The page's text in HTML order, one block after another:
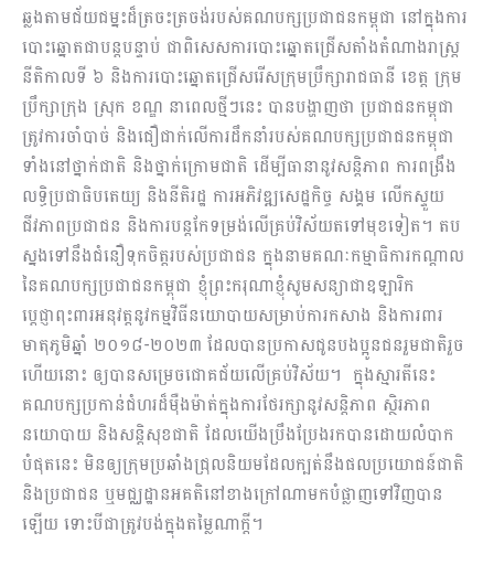
ឆ្លងតាមជ័យជម្នះដ៏ត្រចះត្រចង់របស់គណបក្សប្រជាជនកម្ពុជា នៅក្នុងការ
បោះឆ្នោតជាបន្តបន្ទាប់ ជាពិ​សេ​ស​ការបោះឆ្នោតជ្រើសតាំងតំណាងរាស្រ្ត
នីតិកាលទី ៦ និងការបោះឆ្នោតជ្រើសរើសក្រុមប្រឹក្សារាជធានី ខេត្ត ក្រុម
ប្រឹក្សាក្រុង ស្រុក ខណ្ឌ នាពេលថ្មីៗនេះ បានបង្ហាញថា ប្រជាជនកម្ពុជា
ត្រូវការចាំបាច់ និងជឿជាក់លើការដឹកនាំរបស់គណបក្សប្រជាជនកម្ពុជា
ទាំងនៅថ្នាក់ជាតិ និងថ្នាក់ក្រោមជាតិ ដើម្បីធានានូវសន្តិភាព ការពង្រឹង
លទ្ធិប្រជាធិបតេយ្យ និងនីតិរដ្ឋ ការអភិវឌ្ឍសេដ្ឋកិច្ច សង្គម លើកស្ទួយ
ជីវភាពប្រជាជន និងការបន្តកែទម្រង់លើគ្រប់វិស័យតទៅមុខទៀត។ តប
ស្នងទៅនឹងជំនឿទុកចិត្តរបស់ប្រជាជន ក្នុងនាមគណៈកម្មាធិការកណ្តាល
នៃគណបក្សប្រជាជនកម្ពុជា ខ្ញុំព្រះករុណាខ្ញុំសូមសន្យាជាឧឡារិក
ប្តេជ្ញាពុះពារអនុវត្តនូវកម្មវិធីនយោ​បាយសម្រាប់ការកសាង និងការពារ
មាតុភូមិឆ្នាំ ២០១៨-២០២៣ ដែលបានប្រកាសជូនបងប្អូនជនរួមជាតិរួច
ហើយនោះ ឲ្យបានសម្រេចជោគជ័យលើគ្រប់វិស័យ។ ក្នុងស្មារតីនេះ
គណបក្សប្រកាន់ជំហរដ៏ម៉ឺងម៉ាត់ក្នុងការថែរក្សានូវសន្តិភាព ស្ថិរភាព
នយោបាយ និងសន្តិសុខជាតិ ដែលយើងប្រឹងប្រែងរកបានដោយលំបាក
បំផុតនេះ មិនឲ្យក្រុមប្រឆាំងជ្រុលនិយមដែលក្បត់នឹងផលប្រយោជន៍ជាតិ
និងប្រជាជន ឬមជ្ឈដ្ឋានអគតិនៅខាងក្រៅណាមកបំផ្លាញទៅវិញបាន
ឡើយ ទោះបីជាត្រូវបង់ក្នុងតម្លៃណាក្តី។